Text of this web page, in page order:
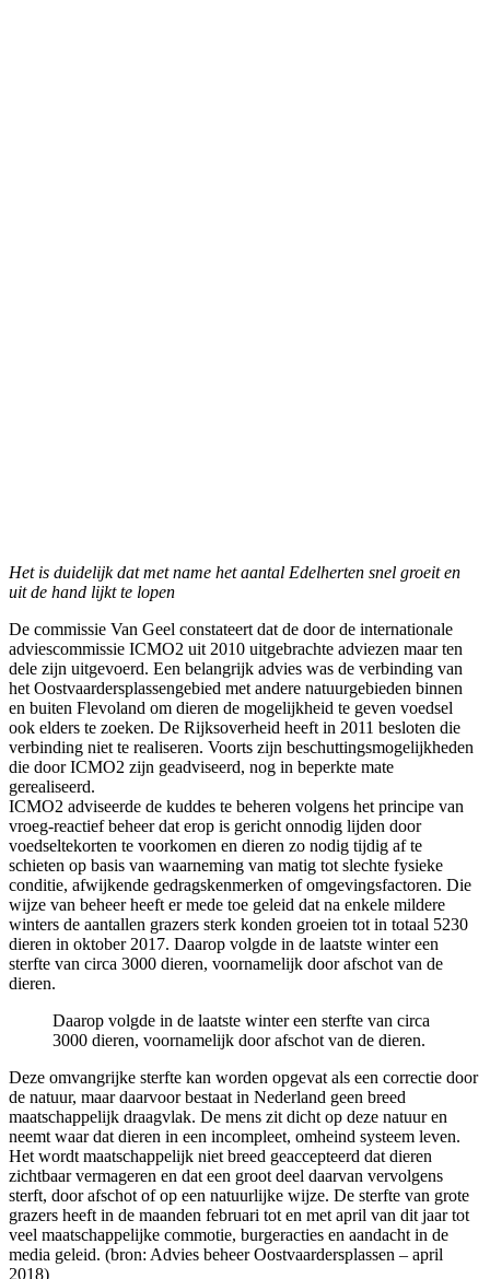
Het is duidelijk dat met name het aantal Edelherten snel groeit en
uit de hand lijkt te lopen
De commissie Van Geel constateert dat de door de internationale
adviescommissie ICMO2 uit 2010 uitgebrachte adviezen maar ten
dele zijn uitgevoerd. Een belangrijk advies was de verbinding van
het Oostvaardersplassengebied met andere natuurgebieden binnen
en buiten Flevoland om dieren de mogelijkheid te geven voedsel
ook elders te zoeken. De Rijksoverheid heeft in 2011 besloten die
verbinding niet te realiseren. Voorts zijn beschuttingsmogelijkheden
die door ICMO2 zijn geadviseerd, nog in beperkte mate
gerealiseerd.
ICMO2 adviseerde de kuddes te beheren volgens het principe van
vroeg-reactief beheer dat erop is gericht onnodig lijden door
voedseltekorten te voorkomen en dieren zo nodig tijdig af te
schieten op basis van waarneming van matig tot slechte fysieke
conditie, afwijkende gedragskenmerken of omgevingsfactoren. Die
wijze van beheer heeft er mede toe geleid dat na enkele mildere
winters de aantallen grazers sterk konden groeien tot in totaal 5230
dieren in oktober 2017. Daarop volgde in de laatste winter een
sterfte van circa 3000 dieren, voornamelijk door afschot van de
dieren.
Daarop volgde in de laatste winter een sterfte van circa
3000 dieren, voornamelijk door afschot van de dieren.
Deze omvangrijke sterfte kan worden opgevat als een correctie door
de natuur, maar daarvoor bestaat in Nederland geen breed
maatschappelijk draagvlak. De mens zit dicht op deze natuur en
neemt waar dat dieren in een incompleet, omheind systeem leven.
Het wordt maatschappelijk niet breed geaccepteerd dat dieren
zichtbaar vermageren en dat een groot deel daarvan vervolgens
sterft, door afschot of op een natuurlijke wijze. De sterfte van grote
grazers heeft in de maanden februari tot en met april van dit jaar tot
veel maatschappelijke commotie, burgeracties en aandacht in de
media geleid. (bron: Advies beheer Oostvaardersplassen – april
2018)